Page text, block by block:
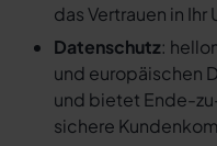
das Vertrauen in
Datenschutz:
und europäischen
und bietet Ende-
sichere